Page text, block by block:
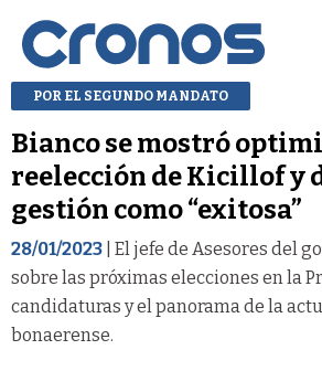
POR EL SEGUNDO MANDATO
Bianco se mostró
reelección de Kicillof y
gestión como “exitosa”
28/01/2023 | El jefe de Asesores del
sobre las próximas elecciones en la
candidaturas y el panorama de la
bonaerense.